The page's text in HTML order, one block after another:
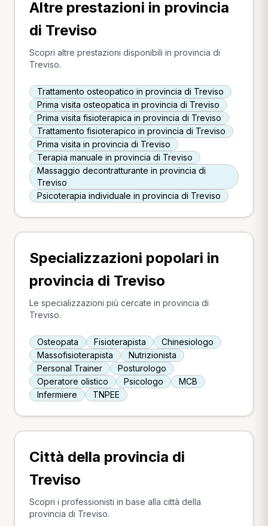
Altre prestazioni in provincia
di Treviso
Scopri altre prestazioni disponibili in provincia di
Treviso.
Trattamento osteopatico in provincia di Treviso
Prima visita osteopatica in provincia di Treviso
Prima visita fisioterapica in provincia di Treviso
Trattamento fisioterapico in provincia di Treviso
Prima visita in provincia di Treviso
Terapia manuale in provincia di Treviso
Massaggio decontratturante in provincia di
Treviso
Psicoterapia individuale in provincia di Treviso
Specializzazioni popolari in
provincia di Treviso
Le specializzazioni più cercate in provincia di
Treviso.
Osteopata Fisioterapista
Chinesiologo
Massofisioterapista
Nutrizionista
Personal Trainer
Posturologo
Operatore olistico
Psicologo
MCB
Infermiere
TNPEE
Città della provincia di
Treviso
Scopri i professionisti in base alla città della
provincia di Treviso.